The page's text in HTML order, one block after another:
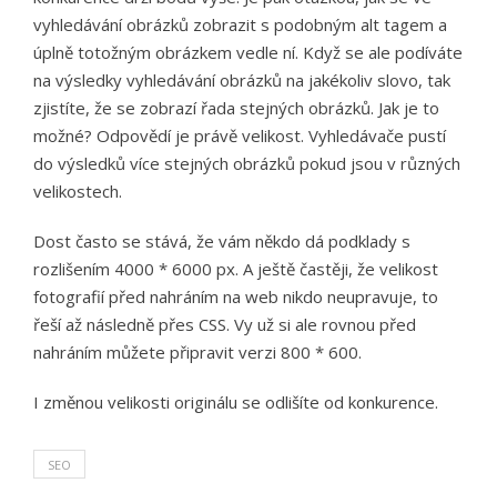
vyhledávání obrázků zobrazit s podobným alt tagem a
úplně totožným obrázkem vedle ní. Když se ale podíváte
na výsledky vyhledávání obrázků na jakékoliv slovo, tak
zjistíte, že se zobrazí řada stejných obrázků. Jak je to
možné? Odpovědí je právě velikost. Vyhledávače pustí
do výsledků více stejných obrázků pokud jsou v různých
velikostech.
Dost často se stává, že vám někdo dá podklady s
rozlišením 4000 * 6000 px. A ještě častěji, že velikost
fotografií před nahráním na web nikdo neupravuje, to
řeší až následně přes CSS. Vy už si ale rovnou před
nahráním můžete připravit verzi 800 * 600.
I změnou velikosti originálu se odlišíte od konkurence.
SEO